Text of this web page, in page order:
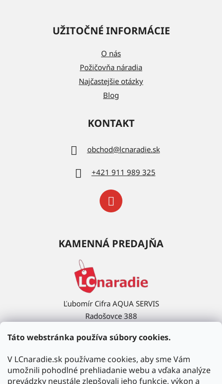
Táto webstránka používa súbory cookies.
V LCnaradie.sk používame cookies, aby sme Vám
umožnili pohodlné prehliadanie webu a vďaka analýze
prevádzky neustále zlepšovali jeho funkcie, výkon a
UŽITOČNÉ INFORMÁCIE
O nás
Požičovňa náradia
Najčastejšie otázky
Blog
KONTAKT
obchod@lcnaradie.sk
+421 911 989 325
KAMENNÁ PREDAJŇA
Ľubomír Cifra AQUA SERVIS
Radošovce 388